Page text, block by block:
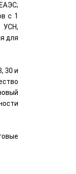
с 1
УСН,
для
30 и